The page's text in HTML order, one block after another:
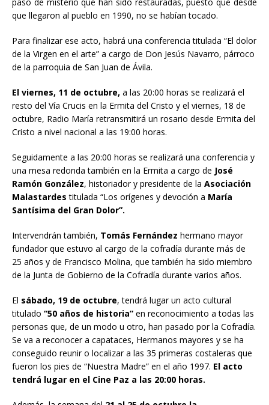
que llegaron al pueblo en 1990, no se habían tocado.
Para finalizar ese acto, habrá una conferencia titulada “El dolor
de la Virgen en el arte” a cargo de Don Jesús Navarro, párroco
de la parroquia de San Juan de Ávila.
El viernes, 11 de octubre, a las 20:00 horas se realizará el
resto del Vía Crucis en la Ermita del Cristo y el viernes, 18 de
octubre, Radio María retransmitirá un rosario desde Ermita del
Cristo a nivel nacional a las 19:00 horas.
Seguidamente a las 20:00 horas se realizará una conferencia y
una mesa redonda también en la Ermita a cargo de José
Ramón González, historiador y presidente de la Asociación
Malastardestitulada “Los orígenes y devoción a María
Santísima del Gran Dolor”.
Intervendrán también, Tomás Fernández hermano mayor
fundador que estuvo al cargo de la cofradía durante más de
25 años y de Francisco Molina, que también ha sido miembro
de la Junta de Gobierno de la Cofradía durante varios años.
El sábado, 19 de octubre, tendrá lugar un acto cultural
titulado “50 años de historia” en reconocimiento a todas las
personas que, de un modo u otro, han pasado por la Cofradía.
Se va a reconocer a capataces, Hermanos mayores y se ha
conseguido reunir o localizar a las 35 primeras costaleras que
fueron los pies de “Nuestra Madre” en el año 1997. El acto
tendrá lugar en el Cine Paz a las 20:00 horas.